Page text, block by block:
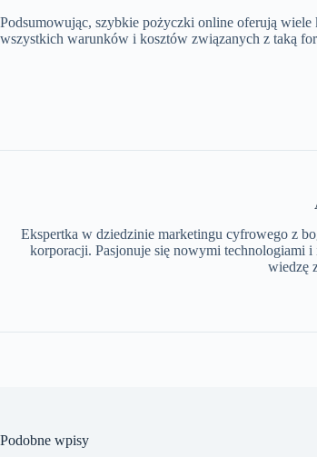
Podsumowując, szybkie pożyczki online oferują
wszystkich warunków i kosztów związanych z taką
Ekspertka w dziedzinie marketingu cyfrowego z
korporacji. Pasjonuje się nowymi technologiami i
wiedzę
Podobne wpisy